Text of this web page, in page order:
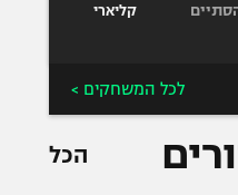
קליארי
לכל המשחקים >
הכל